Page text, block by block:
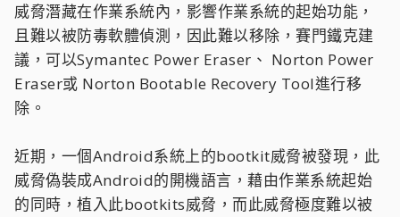
威脅潛藏在作業系統內，影響作業系統的起始功能，
且難以被防毒軟體偵測，因此難以移除，賽門鐵克建
議，可以Symantec Power Eraser、 Norton Power
Eraser或 Norton Bootable Recovery Tool進行移
除。
近期，一個Android系統上的bootkit威脅被發現，此
威脅偽裝成Android的開機語言，藉由作業系統起始
的同時，植入此bootkits威脅，而此威脅極度難以被